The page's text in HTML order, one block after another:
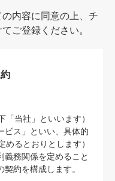
内容に同意の上、チ
ご登録ください。
当社」といいます）
ビス」といい、具体的
るとおりとします）
義務関係を定めること
約を構成します。